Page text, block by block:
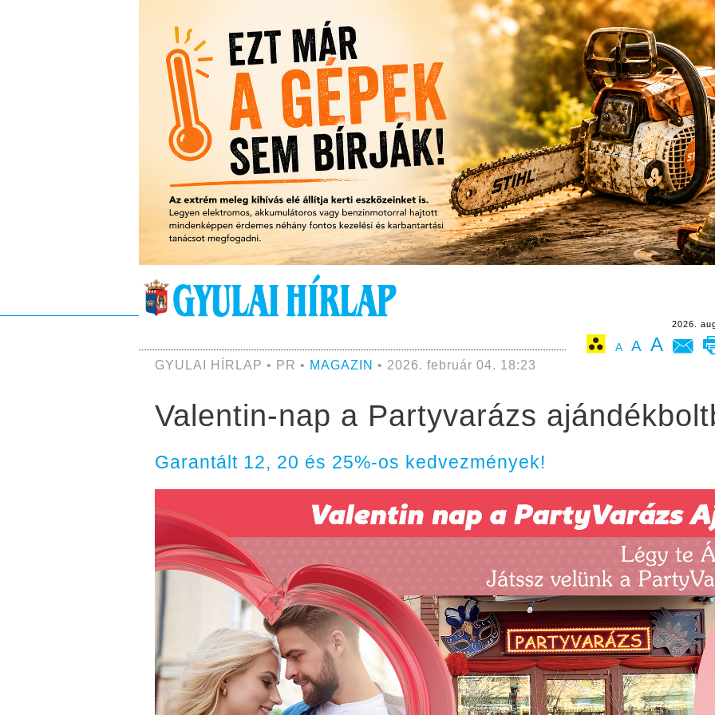
2026.
A A A
GYULAI HÍRLAP • PR • MAGAZIN • 2026. február 04. 18:23
Valentin-nap a Partyvarázs
Garantált 12, 20 és 25%-os kedvezmények!